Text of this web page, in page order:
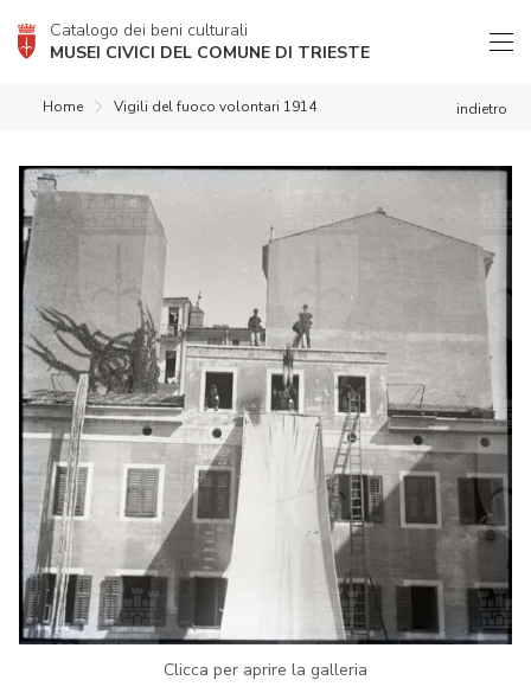
Catalogo dei beni culturali
MUSEI CIVICI DEL COMUNE DI TRIESTE
indietro
Home Vigili del fuoco volontari 1914
Clicca per aprire la galleria